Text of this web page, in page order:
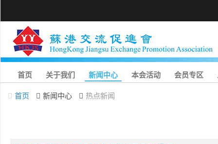
首页 关于我们 新闻中心 本会活动 会员专区
首页 新闻中心 热点新闻